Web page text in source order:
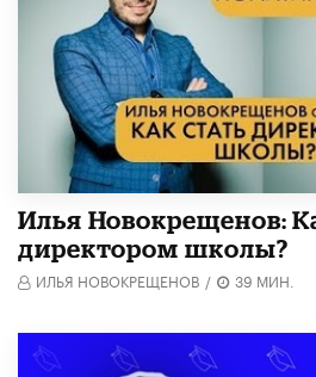
​Илья Новокрещенов:
директором школы?
ИЛЬЯ НОВОКРЕЩЕНОВ / 39 МИН.